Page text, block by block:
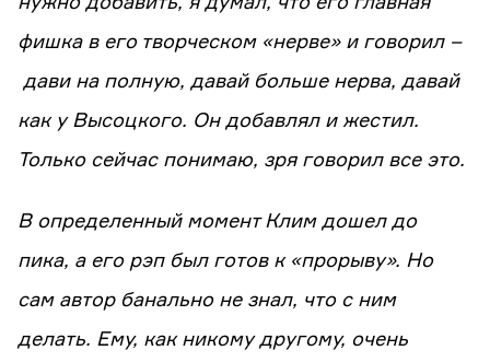
фишка в его творческом «нерве» и говорил –
дави на полную, давай больше нерва, давай
как у Высоцкого. Он добавлял и жестил.
Только сейчас понимаю, зря говорил все это.
В определенный момент Клим дошел до
пика, а его рэп был готов к «прорыву». Но
сам автор банально не знал, что с ним
делать. Ему, как никому другому, очень